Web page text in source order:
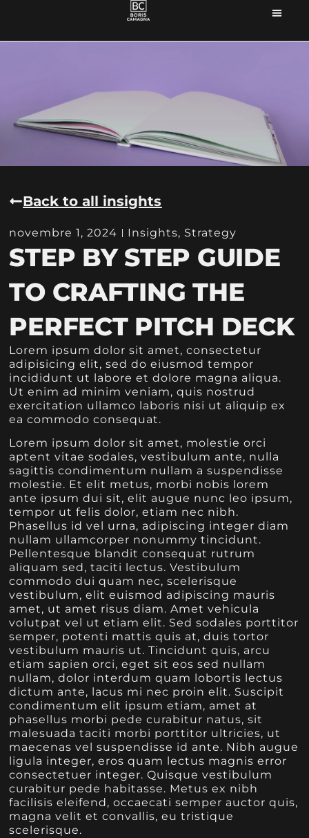
Back to all insights
novembre 1, 2024 Insights, Strategy
STEP BY STEP GUIDE
TO CRAFTING THE
PERFECT PITCH DECK
Lorem ipsum dolor sit amet, consectetur
adipisicing elit, sed do eiusmod tempor
incididunt ut labore et dolore magna aliqua.
Ut enim ad minim veniam, quis nostrud
exercitation ullamco laboris nisi ut aliquip ex
ea commodo consequat.
Lorem ipsum dolor sit amet, molestie orci
aptent vitae sodales, vestibulum ante, nulla
sagittis condimentum nullam a suspendisse
molestie. Et elit metus, morbi nobis lorem
ante ipsum dui sit, elit augue nunc leo ipsum,
tempor ut felis dolor, etiam nec nibh.
Phasellus id vel urna, adipiscing integer diam
nullam ullamcorper nonummy tincidunt.
Pellentesque blandit consequat rutrum
aliquam sed, taciti lectus. Vestibulum
commodo dui quam nec, scelerisque
vestibulum, elit euismod adipiscing mauris
amet, ut amet risus diam. Amet vehicula
volutpat vel ut etiam elit. Sed sodales porttitor
semper, potenti mattis quis at, duis tortor
vestibulum mauris ut. Tincidunt quis, arcu
etiam sapien orci, eget sit eos sed nullam
nullam, dolor interdum quam lobortis lectus
dictum ante, lacus mi nec proin elit. Suscipit
condimentum elit ipsum etiam, amet at
phasellus morbi pede curabitur natus, sit
malesuada taciti morbi porttitor ultricies, ut
maecenas vel suspendisse id ante. Nibh augue
ligula integer, eros quam lectus magnis error
consectetuer integer. Quisque vestibulum
curabitur pede habitasse. Metus ex nibh
facilisis eleifend, occaecati semper auctor quis,
magna velit et convallis, eu tristique
scelerisque.